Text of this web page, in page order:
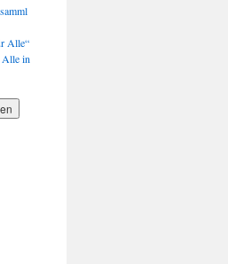
Alle“
Alle in